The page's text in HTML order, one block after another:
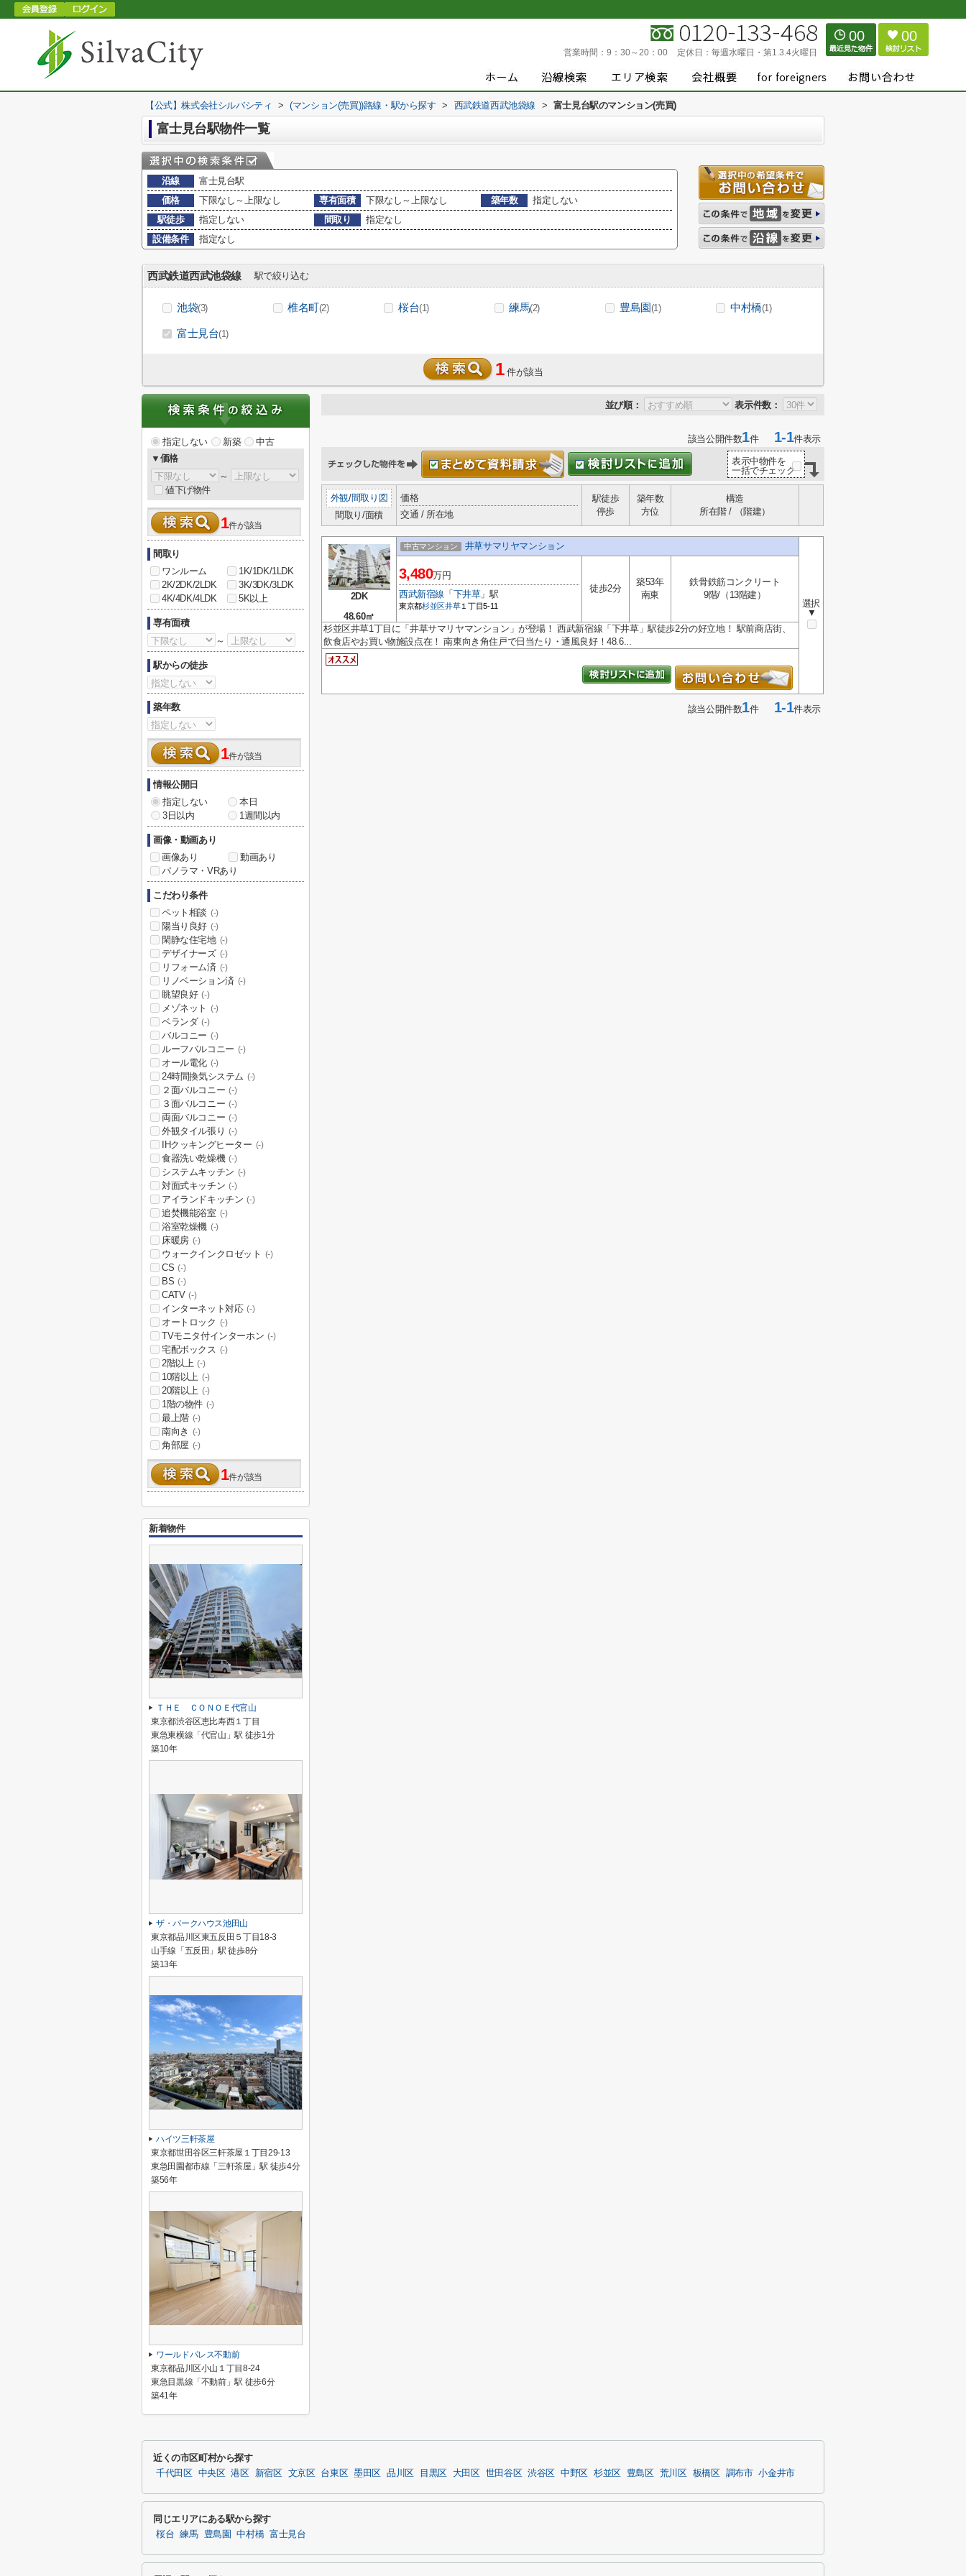
営業時間： 9：30～20：00 定休日： 毎週水曜日・第1.3.4火曜日
00 00
【公式】株式会社シルバシティ > (マンション(売買))路線・駅から探す > 西武鉄道西武池袋線 > 富士見台駅のマンション(売買)
富士見台駅物件一覧
沿線
富士見台駅
価格
下限なし～上限なし 専有面積 下限なし～上限なし 築年数
指定しない
駅徒歩
指定しない 間取り
指定なし
設備条件
指定なし
西武鉄道西武池袋線 駅で絞り込む
池袋(3) 椎名町(2) 桜台(1) 練馬(2) 豊島園(1) 中村橋(1)
富士見台(1)
1 件が該当
並び順： 表示件数：
該当公開件数1件1-1件表示
表示中物件を
一括でチェック
外観/間取り図
間取り/面積
価格
交通 / 所在地
駅徒歩
停歩
築年数
方位
構造
所在階 / （階建）
2DK
48.60㎡
中古マンション 井草サマリヤマンション
選択
▼
3,480万円
西武新宿線 「 下井草」駅
東京都杉並区井草１丁目5-11
徒歩2分
築53年
南東
鉄骨鉄筋コンクリート
9階/（13階建）
杉並区井草1丁目に「井草サマリヤマンション」が登場！ 西武新宿線「下井草」駅徒歩2分の好立地！ 駅前商店街、
飲食店やお買い物施設点在！ 南東向き角住戸で日当たり・通風良好！48.6...
該当公開件数1件1-1件表示
指定しない 新築
中古
▼価格
～
値下げ物件
1件が該当
間取り
ワンルーム
1K/1DK/1LDK
2K/2DK/2LDK
3K/3DK/3LDK
4K/4DK/4LDK
5K以上
専有面積
～
駅からの徒歩
築年数
1件が該当
情報公開日
指定しない
本日
3日以内
1週間以内
画像・動画あり
画像あり
動画あり
パノラマ・VRあり
こだわり条件
ペット相談 (-)
陽当り良好 (-)
閑静な住宅地 (-)
デザイナーズ (-)
リフォーム済 (-)
リノベーション済 (-)
眺望良好 (-)
メゾネット (-)
ベランダ (-)
バルコニー (-)
ルーフバルコニー (-)
オール電化 (-)
24時間換気システム (-)
２面バルコニー (-)
３面バルコニー (-)
両面バルコニー (-)
外観タイル張り (-)
IHクッキングヒーター (-)
食器洗い乾燥機 (-)
システムキッチン (-)
対面式キッチン (-)
アイランドキッチン (-)
追焚機能浴室 (-)
浴室乾燥機 (-)
床暖房 (-)
ウォークインクロゼット (-)
CS (-)
BS (-)
CATV (-)
インターネット対応 (-)
オートロック (-)
TVモニタ付インターホン (-)
宅配ボックス (-)
2階以上 (-)
10階以上 (-)
20階以上 (-)
1階の物件 (-)
最上階 (-)
南向き (-)
角部屋 (-)
1件が該当
新着物件
ＴＨＥ ＣＯＮＯＥ代官山
東京都渋谷区恵比寿西１丁目
東急東横線「代官山」駅 徒歩1分
築10年
ザ・パークハウス池田山
東京都品川区東五反田５丁目18-3
山手線「五反田」駅 徒歩8分
築13年
ハイツ三軒茶屋
東京都世田谷区三軒茶屋１丁目29-13
東急田園都市線「三軒茶屋」駅 徒歩4分
築56年
ワールドパレス不動前
東京都品川区小山１丁目8-24
東急目黒線「不動前」駅 徒歩6分
築41年
近くの市区町村から探す
千代田区 中央区 港区 新宿区 文京区 台東区 墨田区 品川区 目黒区 大田区 世田谷区 渋谷区 中野区 杉並区 豊島区 荒川区 板橋区 調布市 小金井市
同じエリアにある駅から探す
桜台 練馬 豊島園 中村橋 富士見台